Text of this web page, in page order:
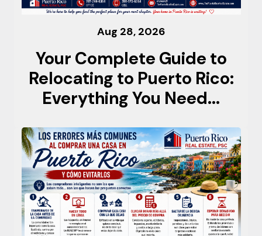
Aug 28, 2026
Your Complete Guide to
Relocating to Puerto Rico:
Everything You Need...